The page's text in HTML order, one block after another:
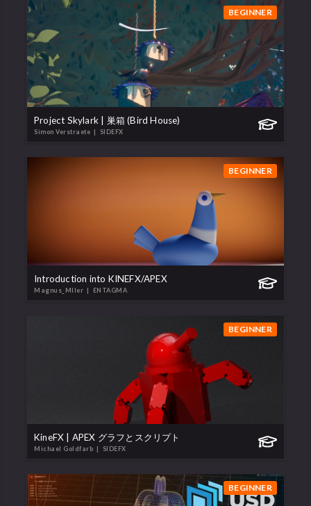
BEGINNER
Project Skylark | 巣箱 (Bird House)
Simon Verstraete | SIDEFX
BEGINNER
Introduction into KINEFX/APEX
Magnus_Mller | ENTAGMA
BEGINNER
KineFX | APEX グラフとスクリプト
Michael Goldfarb | SIDEFX
BEGINNER